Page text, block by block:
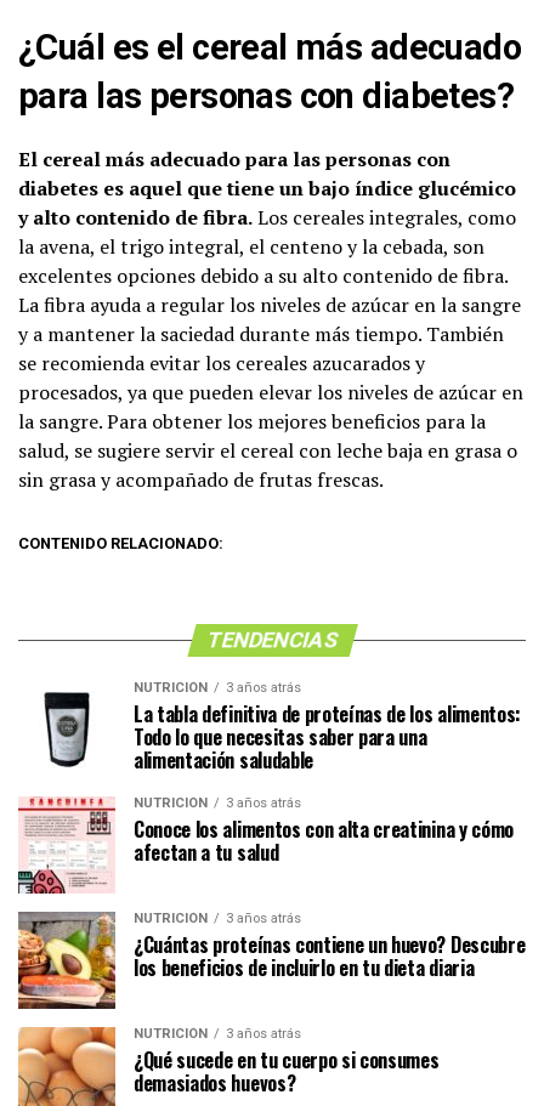
¿Cuál es el cereal más adecuado
para las personas con diabetes?
El cereal más adecuado para las personas con
diabetes es aquel que tiene un bajo índice glucémico
y alto contenido de fibra.Los cereales integrales, como
la avena, el trigo integral, el centeno y la cebada, son
excelentes opciones debido a su alto contenido de fibra.
La fibra ayuda a regular los niveles de azúcar en la sangre
y a mantener la saciedad durante más tiempo. También
se recomienda evitar los cereales azucarados y
procesados, ya que pueden elevar los niveles de azúcar en
la sangre. Para obtener los mejores beneficios para la
salud, se sugiere servir el cereal con leche baja en grasa o
sin grasa y acompañado de frutas frescas.
CONTENIDO RELACIONADO:
TENDENCIAS
NUTRICIÓN 3 años atrás
La tabla definitiva de proteínas de los alimentos:
Todo lo que necesitas saber para una
alimentación saludable
NUTRICIÓN 3 años atrás
Conoce los alimentos con alta creatinina y cómo
afectan a tu salud
NUTRICIÓN 3 años atrás
¿Cuántas proteínas contiene un huevo? Descubre
los beneficios de incluirlo en tu dieta diaria
NUTRICIÓN 3 años atrás
¿Qué sucede en tu cuerpo si consumes
demasiados huevos?